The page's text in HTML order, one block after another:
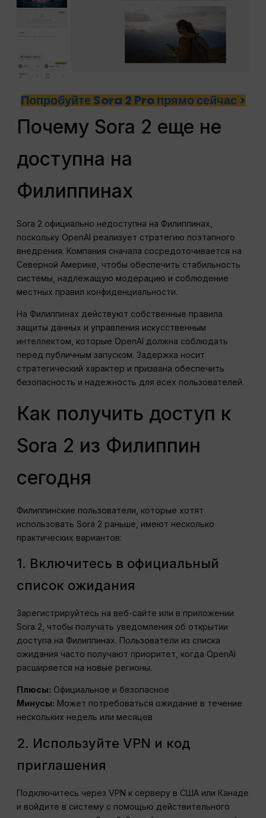
Попробуйте Sora 2 Pro прямо сейчас >
Почему Sora 2 еще не
доступна на
Филиппинах
Sora 2 официально недоступна на Филиппинах,
поскольку OpenAI реализует стратегию поэтапного
внедрения. Компания сначала сосредоточивается на
Северной Америке, чтобы обеспечить стабильность
системы, надлежащую модерацию и соблюдение
местных правил конфиденциальности.
На Филиппинах действуют собственные правила
защиты данных и управления искусственным
интеллектом, которые OpenAI должна соблюдать
перед публичным запуском. Задержка носит
стратегический характер и призвана обеспечить
безопасность и надежность для всех пользователей.
Как получить доступ к
Sora 2 из Филиппин
сегодня
Филиппинские пользователи, которые хотят
использовать Sora 2 раньше, имеют несколько
практических вариантов:
1. Включитесь в официальный
список ожидания
Зарегистрируйтесь на веб-сайте или в приложении
Sora 2, чтобы получать уведомления об открытии
доступа на Филиппинах. Пользователи из списка
ожидания часто получают приоритет, когда OpenAI
расширяется на новые регионы.
Плюсы: Официальное и безопасное
Минусы: Может потребоваться ожидание в течение
нескольких недель или месяцев
2. Используйте VPN и код
приглашения
Подключитесь через VPN к серверу в США или Канаде
и войдите в систему с помощью действительного